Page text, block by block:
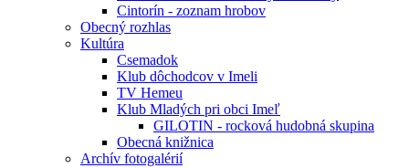
Cintorín - zoznam hrobov
Obecný rozhlas
Kultúra
Csemadok
Klub dôchodcov v Imeli
TV Hemeu
Klub Mladých pri obci Imeľ
GILOTIN - rocková hudobná skupina
Obecná knižnica
Archív fotogalérií